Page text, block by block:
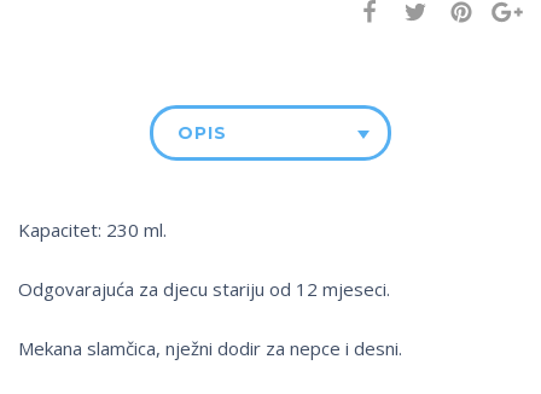
OPIS
Kapacitet: 230 ml.
Odgovarajuća za djecu stariju od 12 mjeseci.
Mekana slamčica, nježni dodir za nepce i desni.